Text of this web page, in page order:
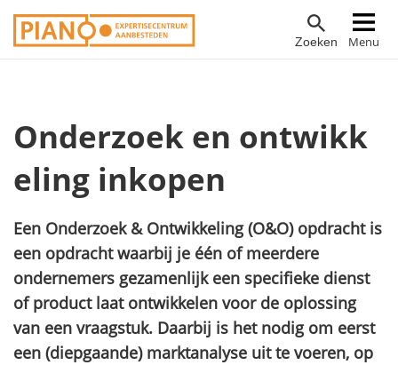
Overslaan
en
gaan
Zoeken Menu
Hoofdnavigatie
Onderzoek en ontwikk
eling inkopen
Een Onderzoek & Ontwikkeling (O&O) opdracht is
een opdracht waarbij je één of meerdere
ondernemers gezamenlijk een specifieke dienst
of product laat ontwikkelen voor de oplossing
van een vraagstuk. Daarbij is het nodig om eerst
een (diepgaande) marktanalyse uit te voeren, op